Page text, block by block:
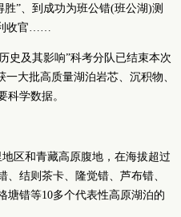
”、到成功为班公错(班公湖)测
利收官……
史及其影响”科考分队已结束本次
大批高质量湖泊岩芯、沉积物、
学数据。
区和青藏高原腹地，在海拔超过
、结则茶卡、隆觉错、芦布错、
塘错等10多个代表性高原湖泊的